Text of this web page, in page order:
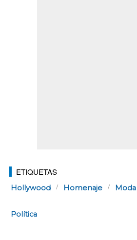
ETIQUETAS
Hollywood Homenaje Moda
Política